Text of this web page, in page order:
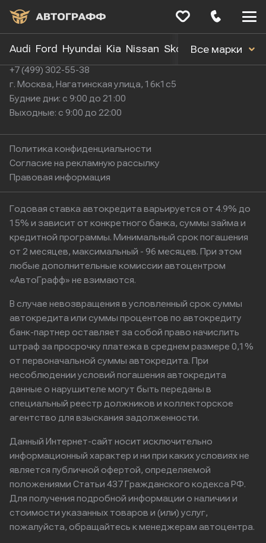
Audi Ford Hyundai Kia Nissan Skoda Toyota
Все марки
+7 (499) 302-55-38
г. Москва, Нагатинская улица, 16к1с5
Будние дни: с 9:00 до 21:00
Выходные: с 9:00 до 22:00
Политика конфиденциальности
Согласие на рекламную рассылку
Правовая информация
Годовая ставка автокредита варьируется от 4.9% до
15% и зависит от конкретного банка, суммы займа и
кредитной программы. Минимальный срок погашения
от 2 месяцев, максимальный - 96 месяцев. При этом
любые дополнительные комиссии автоцентром
«АвтоГрафф» не взимаются.
В случае невозвращения в условленный срок суммы
автокредита или суммы процентов по автокредиту
банк-партнер оставляет за собой право начислить
штраф за просрочку платежа в среднем размере 0,1%
от первоначальной суммы автокредита. При
несоблюдении условий погашения автокредита
данные о нарушителе могут быть переданы в
специальный реестр должников и коллекторское
агентство для взыскания задолженности.
Данный Интернет-сайт носит исключительно
информационный характер и ни при каких условиях не
является публичной офертой, определяемой
положениями Статьи 437 Гражданского кодекса РФ.
Для получения подробной информации о наличии и
стоимости указанных товаров и (или) услуг,
пожалуйста, обращайтесь к менеджерам автоцентра.